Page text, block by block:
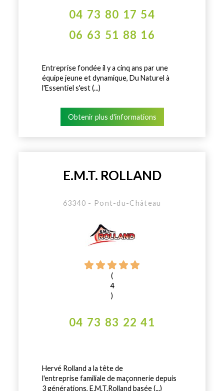
04 73 80 17 54
06 63 51 88 16
Entreprise fondée il y a cinq ans par une
équipe jeune et dynamique, Du Naturel à
l'Essentiel s'est (...)
Obtenir plus d'informations
E.M.T. ROLLAND
63340 - Pont-du-Château
(
4
)
04 73 83 22 41
Hervé Rolland a la tête de
l'entreprise familiale de maçonnerie depuis
3 générations, E.M.T.Rolland basée (...)